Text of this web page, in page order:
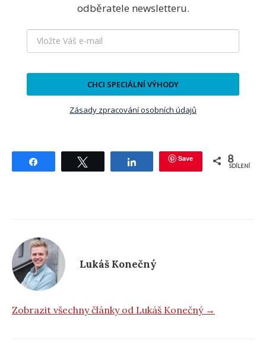
odběratele newsletteru.
CHCI SPECIÁLNÍ VÝHODY
Zásady zpracování osobních údajů
Tweetnout Save 8
SDÍLENÍ
Lukáš Konečný
Zobrazit všechny články od Lukáš Konečný →